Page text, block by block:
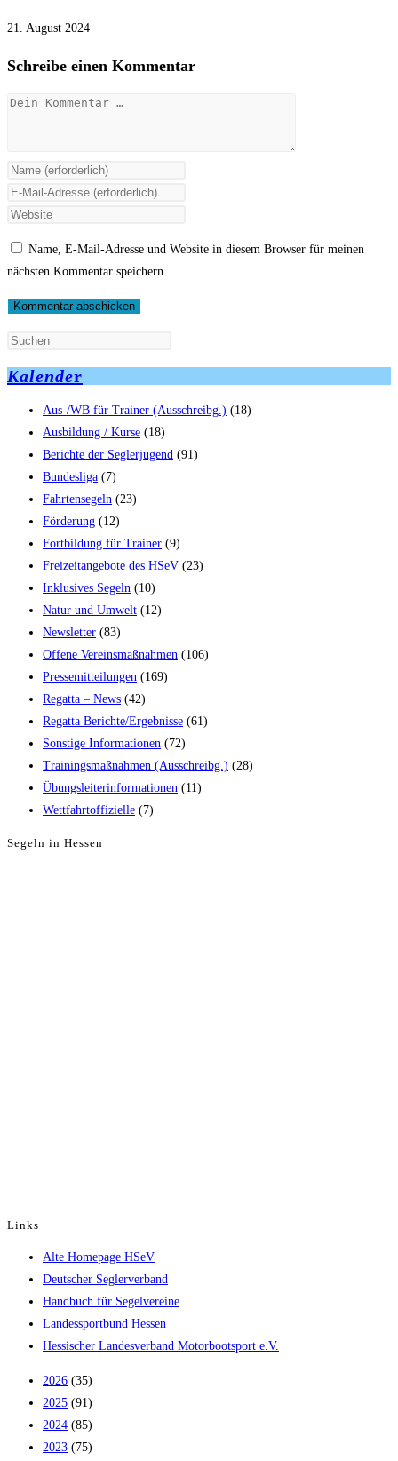
21. August 2024
Schreibe einen Kommentar
Kommentar
Gib
deinen
Namen
Benutzernamen
Kommentieren
Gib
deine
zum
ein
Gib
ein
Name, E-Mail-Adresse und Website in diesem Browser für meinen
nächsten Kommentar speichern.
Kalender
Aus-/WB für Trainer (Ausschreibg.) (18)
Ausbildung / Kurse (18)
Berichte der Seglerjugend (91)
Bundesliga (7)
Fahrtensegeln (23)
Förderung (12)
Fortbildung für Trainer (9)
Freizeitangebote des HSeV (23)
Inklusives Segeln (10)
Natur und Umwelt (12)
Newsletter (83)
Offene Vereinsmaßnahmen (106)
Pressemitteilungen (169)
Regatta – News (42)
Regatta Berichte/Ergebnisse (61)
Sonstige Informationen (72)
Trainingsmaßnahmen (Ausschreibg.) (28)
Übungsleiterinformationen (11)
Wettfahrtoffizielle (7)
Segeln in Hessen
Links
Alte Homepage HSeVOpens
in
a
new
tab
Deutscher Seglerverband
in
new
Handbuch für SegelvereineOpens
a
Landessportbund Hessen
in
Hessischer Landesverband Motorbootsport e.V.
2026 (35)
2025 (91)
2024 (85)
2023 (75)